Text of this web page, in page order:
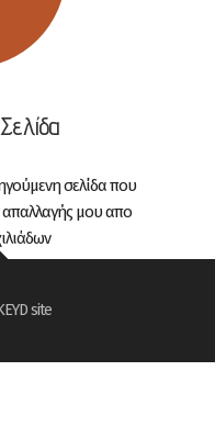
σελίδα που
απαλλαγής μου απο
site